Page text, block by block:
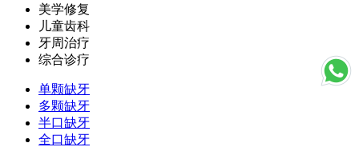
美学修复
儿童齿科
牙周治疗
综合诊疗
单颗缺牙
多颗缺牙
半口缺牙
全口缺牙